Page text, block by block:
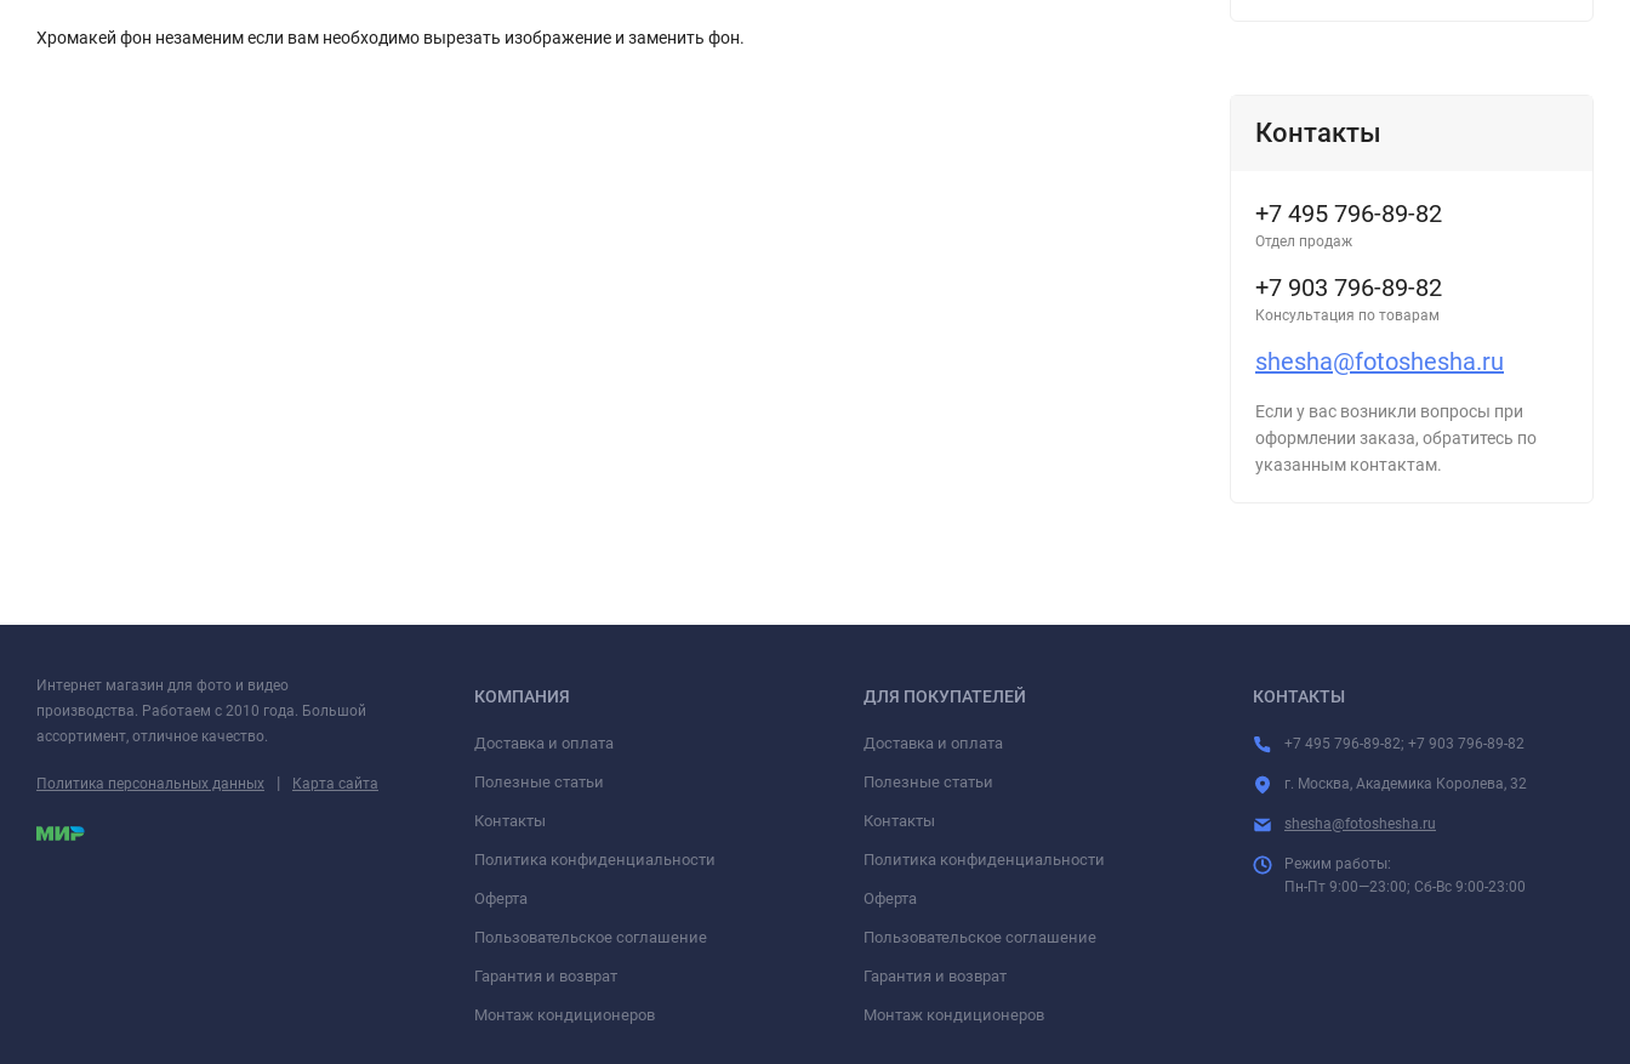
Хромакей фон незаменим если вам необходимо вырезать изображение и заменить фон.
Контакты
+7 495 796-89-82
Отдел продаж
+7 903 796-89-82
Консультация по товарам
shesha@fotoshesha.ru
Если у вас возникли вопросы при
оформлении заказа, обратитесь по
указанным контактам.
Интернет магазин для фото и видео
производства. Работаем с 2010 года. Большой
ассортимент, отличное качество.
Политика персональных данных | Карта сайта
КОМПАНИЯ
Доставка и оплата
Полезные статьи
Контакты
Политика конфиденциальности
Оферта
Пользовательское соглашение
Гарантия и возврат
Монтаж кондиционеров
ДЛЯ ПОКУПАТЕЛЕЙ
Доставка и оплата
Полезные статьи
Контакты
Политика конфиденциальности
Оферта
Пользовательское соглашение
Гарантия и возврат
Монтаж кондиционеров
КОНТАКТЫ
+7 495 796-89-82; +7 903 796-89-82
г. Москва, Академика Королева, 32
shesha@fotoshesha.ru
Режим работы:
Пн-Пт 9:00—23:00; Сб-Вс 9:00-23:00